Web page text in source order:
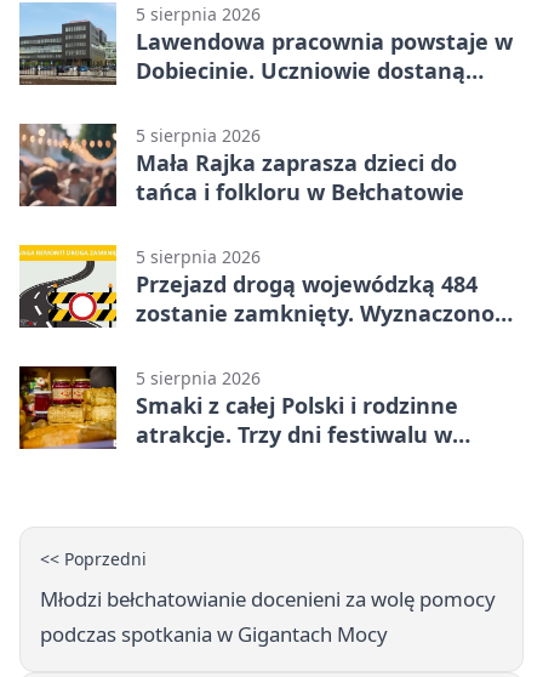
5 sierpnia 2026
Lawendowa pracownia powstaje w
Dobiecinie. Uczniowie dostaną
5 sierpnia 2026
Mała Rajka zaprasza dzieci do
tańca i folkloru w Bełchatowie
5 sierpnia 2026
Przejazd drogą wojewódzką 484
zostanie zamknięty. Wyznaczono
5 sierpnia 2026
Smaki z całej Polski i rodzinne
atrakcje. Trzy dni festiwalu w
<< Poprzedni
Młodzi bełchatowianie docenieni za wolę pomocy
podczas spotkania w Gigantach Mocy